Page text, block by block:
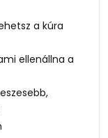
a kúra
ellenállna a